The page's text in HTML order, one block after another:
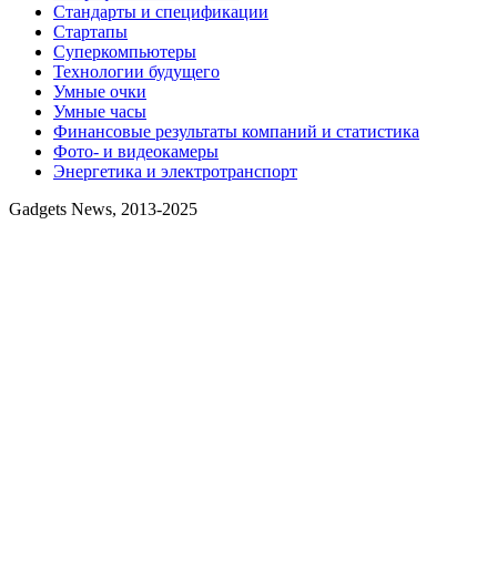
Стандарты и спецификации
Стартапы
Суперкомпьютеры
Технологии будущего
Умные очки
Умные часы
Финансовые результаты компаний и статистика
Фото- и видеокамеры
Энергетика и электротранспорт
Gadgets News, 2013-2025